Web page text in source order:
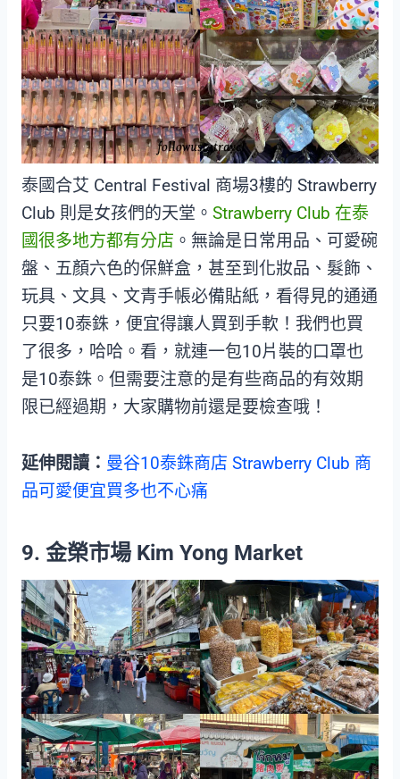
泰國合艾 Central Festival 商場3樓的 Strawberry
Club 則是女孩們的天堂。 Strawberry Club 在泰
國很多地方都有分店 。無論是日常用品、可愛碗
盤、五顏六色的保鮮盒，甚至到化妝品、髮飾、
玩具、文具、文青手帳必備貼紙，看得見的通通
只要10泰銖，便宜得讓人買到手軟！我們也買
了很多，哈哈。看，就連一包10片裝的口罩也
是10泰銖。但需要注意的是有些商品的有效期
限已經過期，大家購物前還是要檢查哦！
延伸閱讀： 曼谷10泰銖商店 Strawberry Club 商
品可愛便宜買多也不心痛
9. 金榮市場 Kim Yong Market